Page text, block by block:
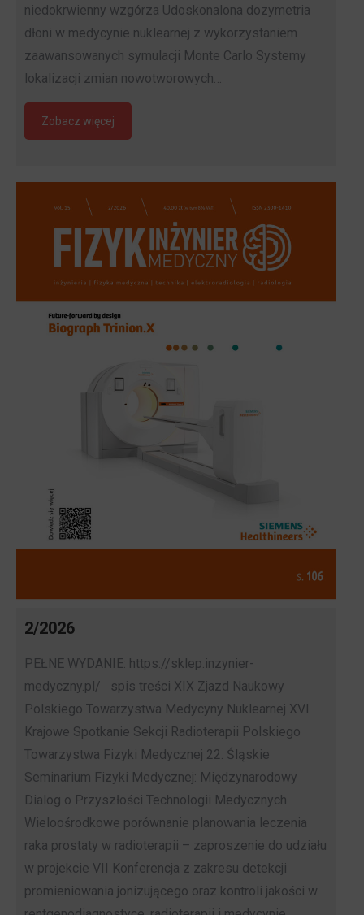
niedokrwienny wzgórza Udoskonalona dozymetria
dłoni w medycynie nuklearnej z wykorzystaniem
zaawansowanych symulacji Monte Carlo Systemy
lokalizacji zmian nowotworowych…
Zobacz więcej
2/2026
PEŁNE WYDANIE: https://sklep.inzynier-
medyczny.pl/ spis treści XIX Zjazd Naukowy
Polskiego Towarzystwa Medycyny Nuklearnej XVI
Krajowe Spotkanie Sekcji Radioterapii Polskiego
Towarzystwa Fizyki Medycznej 22. Śląskie
Seminarium Fizyki Medycznej: Międzynarodowy
Dialog o Przyszłości Technologii Medycznych
Wieloośrodkowe porównanie planowania leczenia
raka prostaty w radioterapii – zaproszenie do udziału
w projekcie VII Konferencja z zakresu detekcji
promieniowania jonizującego oraz kontroli jakości w